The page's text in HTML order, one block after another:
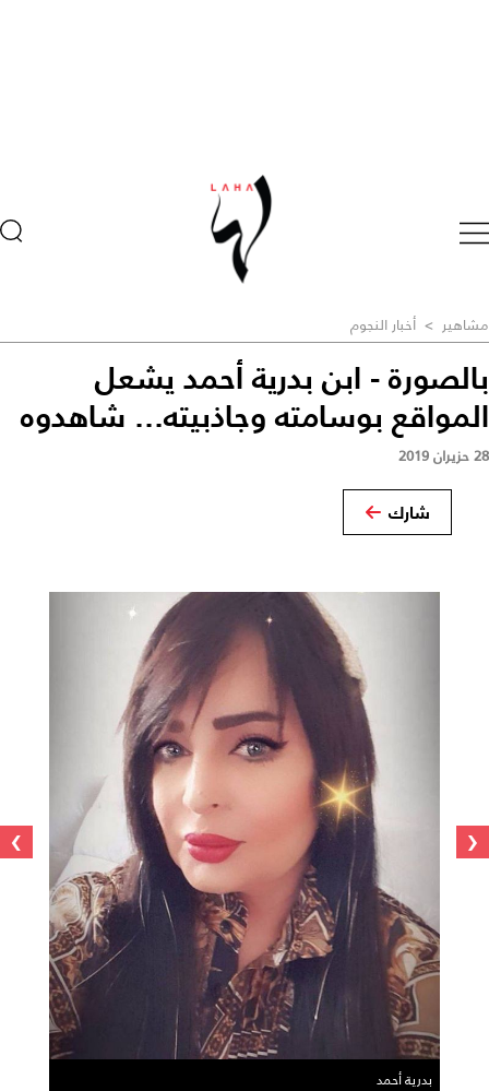
مشاهير > أخبار النجوم
بالصورة - ابن بدرية أحمد يشعل
المواقع بوسامته وجاذبيته... شاهدوه
28 حزيران 2019
شارك
بدرية أحمد
‹
›